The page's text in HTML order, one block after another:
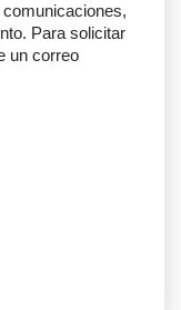
Para solicitar
un correo